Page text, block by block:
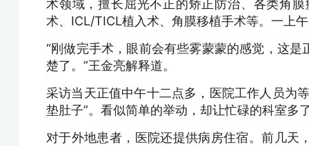
术领域，擅长屈光不正的矫正防治、各类角
术、ICL/TICL植入术、角膜移植手术等。一上
“刚做完手术，眼前会有些雾蒙蒙的感觉，这
楚了。”王金亮解释道。
采访当天正值中午十二点多，医院工作人员为
垫肚子”。看似简单的举动，却让忙碌的科室多
对于外地患者，医院还提供病房住宿。前几天